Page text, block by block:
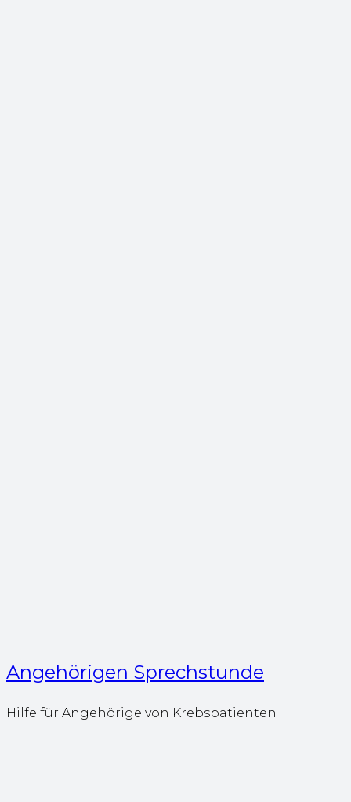
Angehörigen Sprechstunde
Hilfe für Angehörige von Krebspatienten